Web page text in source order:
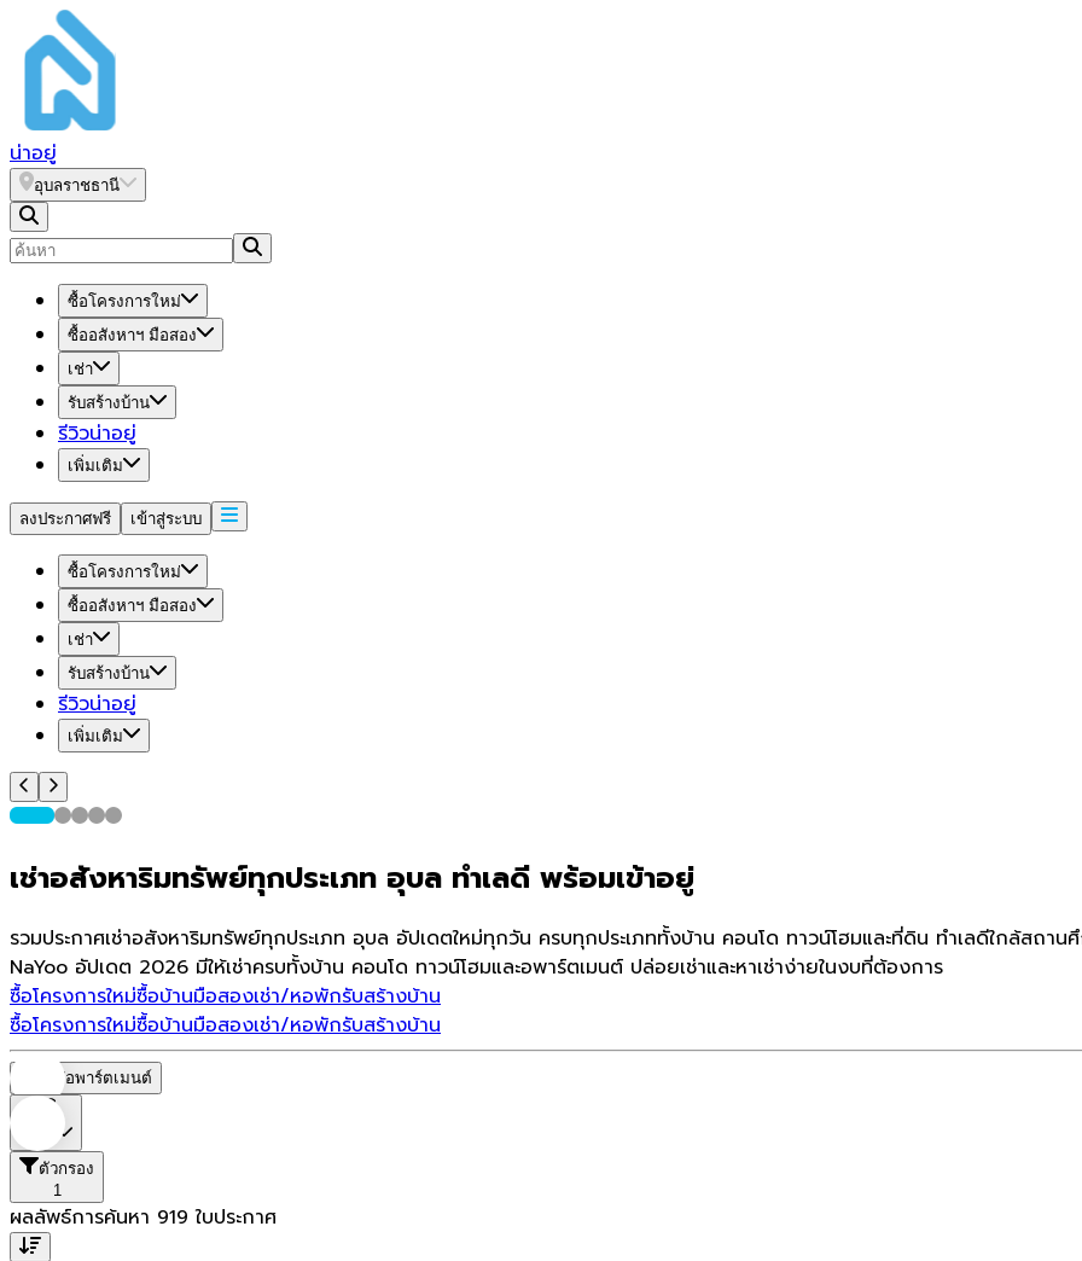
น่าอยู่
อุบลราชธานี
ซื้อโครงการใหม่
ซื้ออสังหาฯ มือสอง
เช่า
รับสร้างบ้าน
รีวิวน่าอยู่
เพิ่มเติม
ลงประกาศฟรี เข้าสู่ระบบ
ซื้อโครงการใหม่
ซื้ออสังหาฯ มือสอง
เช่า
รับสร้างบ้าน
รีวิวน่าอยู่
เพิ่มเติม
เช่าอสังหาริมทรัพย์ทุกประเภท อุบล ทำเลดี พร้อมเข้าอยู่
รวมประกาศเช่าอสังหาริมทรัพย์ทุกประเภท อุบล อัปเดตใหม่ทุกวัน ครบทุกประเภททั้งบ้าน คอนโด ทาวน์โฮมและที่ดิน ทำเลดีใกล้สถา
NaYoo อัปเดต 2026 มีให้เช่าครบทั้งบ้าน คอนโด ทาวน์โฮมและอพาร์ตเมนต์ ปล่อยเช่าและหาเช่าง่ายในงบที่ต้องการ
ซื้อโครงการใหม่ซื้อบ้านมือสองเช่า/หอพักรับสร้างบ้าน
ซื้อโครงการใหม่ซื้อบ้านมือสองเช่า/หอพักรับสร้างบ้าน
หอพัก/อพาร์ตเมนต์
ตัวกรอง
1
ผลลัพธ์การค้นหา 919 ใบประกาศ